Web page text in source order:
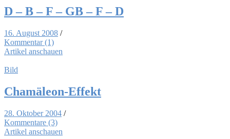
D – B – F – GB – F – D
16. August 2008 /
Kommentar (1)
Artikel anschauen
Bild
Cha­mä­le­on-Ef­fekt
28. Oktober 2004 /
Kommentare (3)
Artikel anschauen